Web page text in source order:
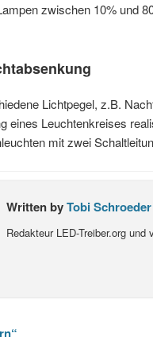
zwischen 10% und
Lichtpegel, z.B.
eines Leuchtenkreises
mit zwei
Written byTobi Schroeder
Redakteur LED-Treiber.org